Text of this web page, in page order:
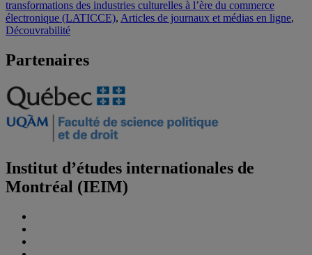
transformations des industries culturelles à l’ère du commerce
électronique (LATICCE), Articles de journaux et médias en ligne,
Découvrabilité
Partenaires
Institut d’études internationales de
Montréal (IEIM)